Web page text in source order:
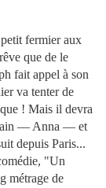
fermier aux
que de le
fait appel à son
va tenter de
! Mais il devra
— Anna — et
depuis Paris...
"Un
métrage de